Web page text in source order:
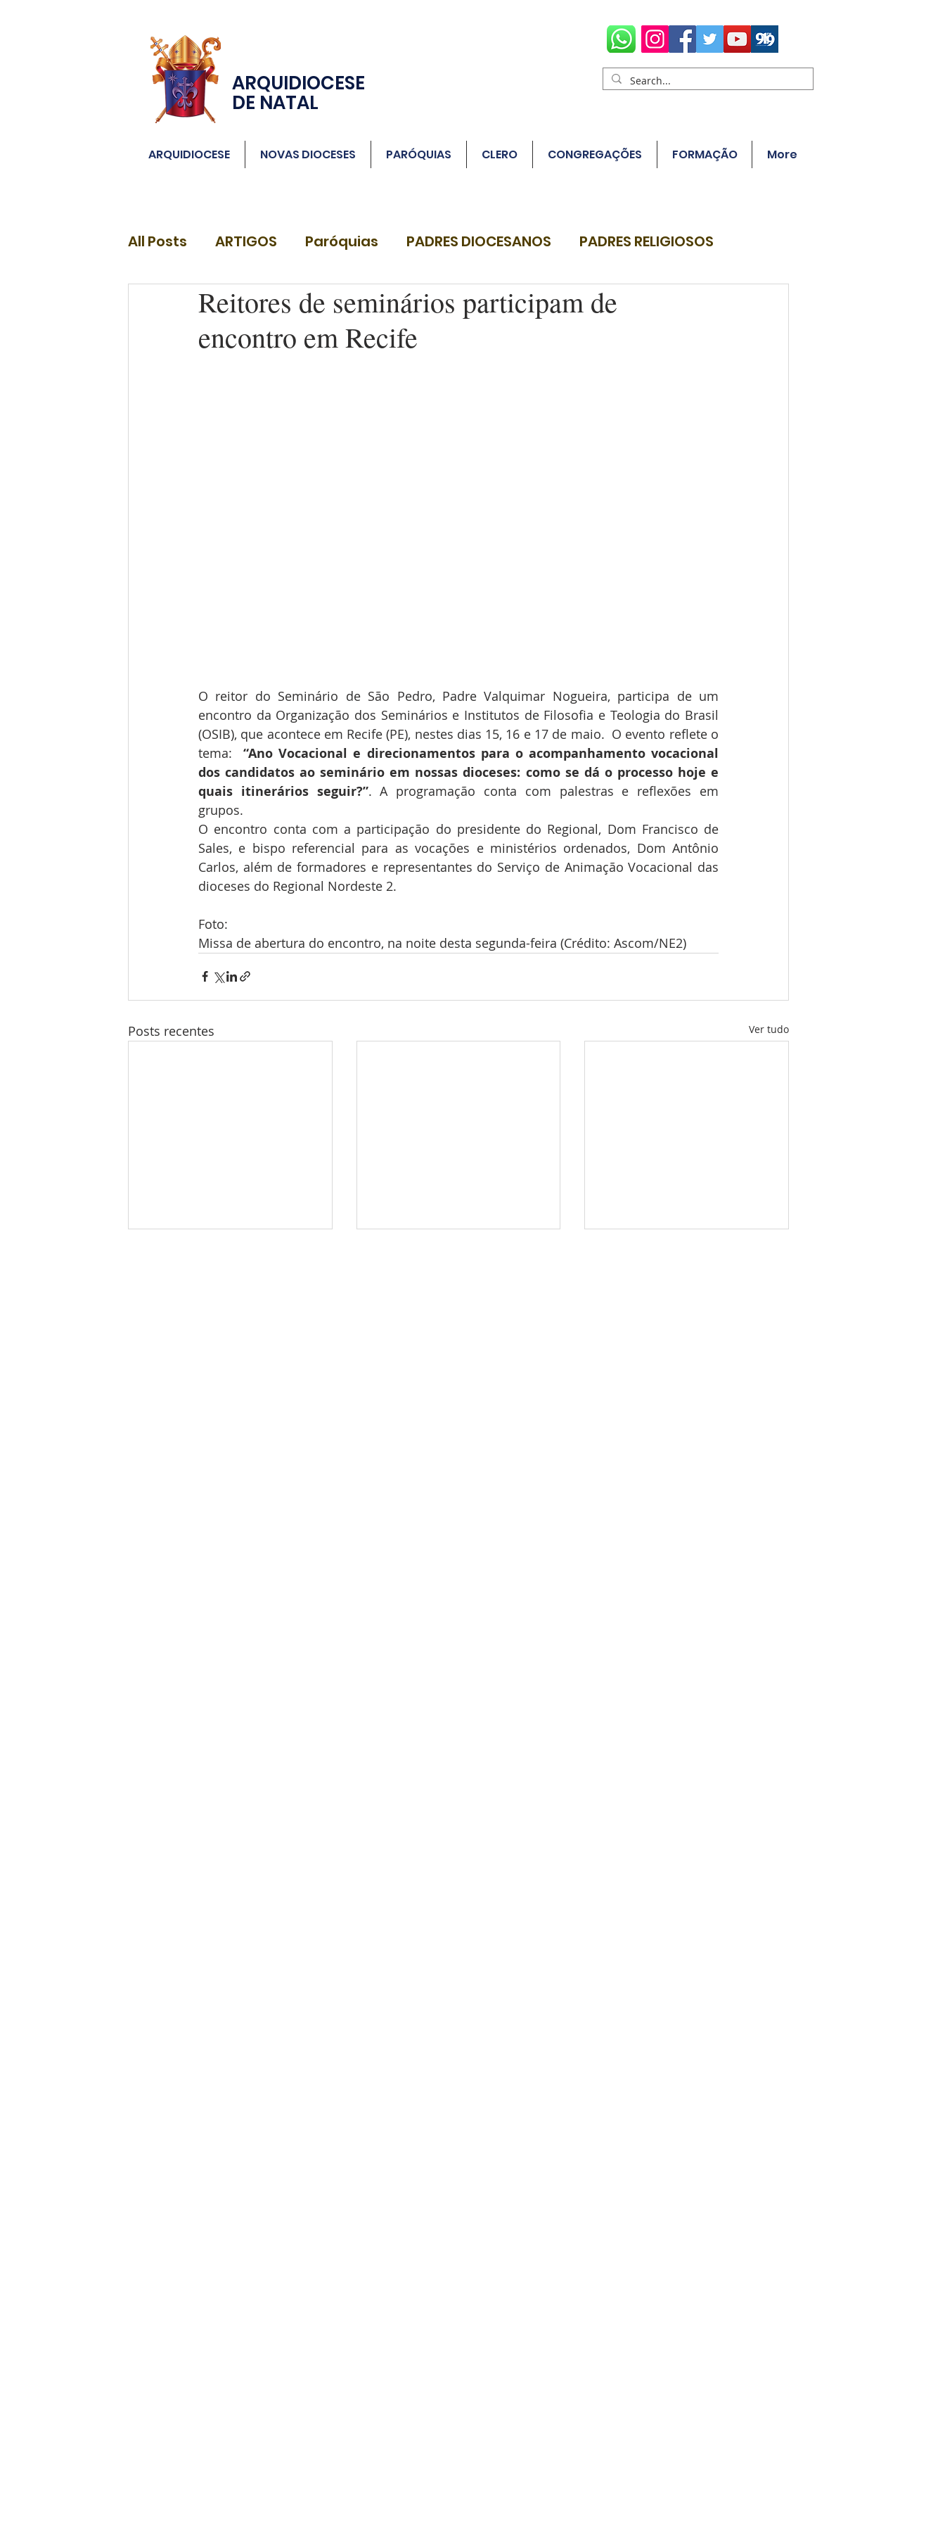
ARQUIDIOCESE
DE NATAL
ARQUIDIOCESE NOVAS DIOCESES PARÓQUIAS CLERO CONGREGAÇÕES FORMAÇÃO More
All Posts ARTIGOS Paróquias PADRES DIOCESANOS PADRES RELIGIOSOS
DIÁCONOSReitores de seminários participam de
encontro em Recife
O reitor do Seminário de São Pedro, Padre Valquimar Nogueira, participa de um
encontro da Organização dos Seminários e Institutos de Filosofia e Teologia do Brasil
(OSIB), que acontece em Recife (PE), nestes dias 15, 16 e 17 de maio.  O evento reflete o
tema:
“Ano Vocacional e direcionamentos para o acompanhamento vocacional
dos candidatos ao seminário em nossas dioceses: como se dá o processo hoje e
quais itinerários seguir?”. A programação conta com palestras e reflexões em
grupos.
O encontro conta com a participação do presidente do Regional, Dom Francisco de
Sales, e bispo referencial para as vocações e ministérios ordenados, Dom Antônio
Carlos, além de formadores e representantes do Serviço de Animação Vocacional das
dioceses do Regional Nordeste 2.
Foto:
Missa de abertura do encontro, na noite desta segunda-feira (Crédito: Ascom/NE2)
Posts recentes Ver tudo